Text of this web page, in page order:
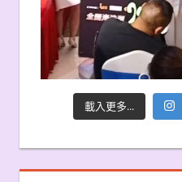
載入更多...